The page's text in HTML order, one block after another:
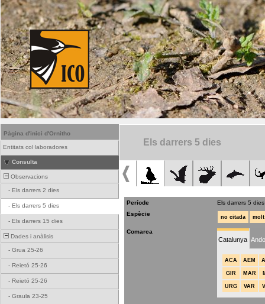
Pàgina d'inici d'Ornitho
Entitats col·laboradores
Consulta
Observacions
- Els darrers 2 dies
- Els darrers 5 dies
- Els darrers 15 dies
Dades i anàlisis
- Grua 25-26
- Reietó 25-26
- Reietó 25-26
- Graula 23-25
Els darrers 5 dies
Període
Els darrers 5 dies
Espècie
no citada
Comarca
Catalunya
ACA AEM
GIR MAR
URG VAR